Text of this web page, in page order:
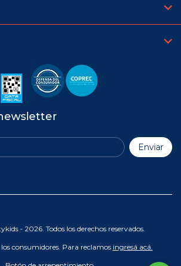
- 2026. Todos los derechos reservados.
los consumidores. Para reclamos ingresá acá.